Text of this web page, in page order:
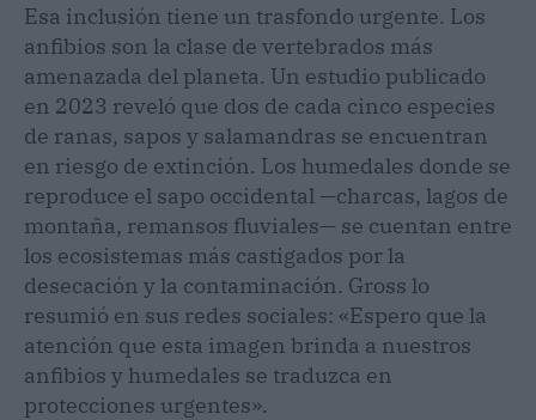
Esa inclusión tiene un trasfondo urgente. Los
anfibios son la clase de vertebrados más
amenazada del planeta. Un estudio publicado
en 2023 reveló que dos de cada cinco especies
de ranas, sapos y salamandras se encuentran
en riesgo de extinción. Los humedales donde se
reproduce el sapo occidental —charcas, lagos de
montaña, remansos fluviales— se cuentan entre
los ecosistemas más castigados por la
desecación y la contaminación. Gross lo
resumió en sus redes sociales: «Espero que la
atención que esta imagen brinda a nuestros
anfibios y humedales se traduzca en
protecciones urgentes».